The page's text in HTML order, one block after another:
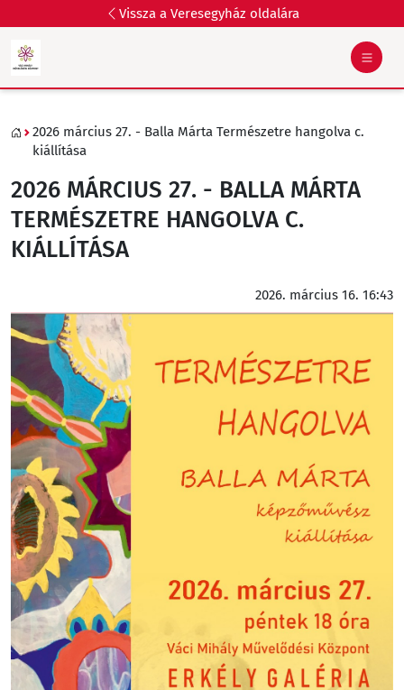
Vissza a Veresegyház oldalára
2026 március 27. - Balla Márta Természetre hangolva c.
kiállítása
2026 MÁRCIUS 27. - BALLA MÁRTA
TERMÉSZETRE HANGOLVA C.
KIÁLLÍTÁSA
2026. március 16. 16:43